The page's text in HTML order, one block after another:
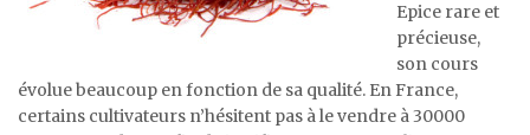
Epice rare et
précieuse,
son cours
évolue beaucoup en fonction de sa qualité. En France,
certains cultivateurs n’hésitent pas à le vendre à 30000